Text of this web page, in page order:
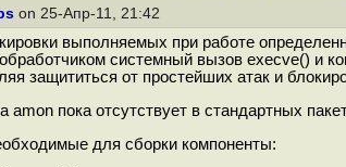
on 25-Апр-11, 21:42
выполняемых при работе
системный вызов execve() и
защититься от простейших атак и
amon пока отсутствует в стандартных
для сборки компоненты: